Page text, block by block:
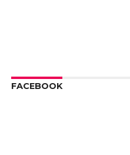
FACEBOOK